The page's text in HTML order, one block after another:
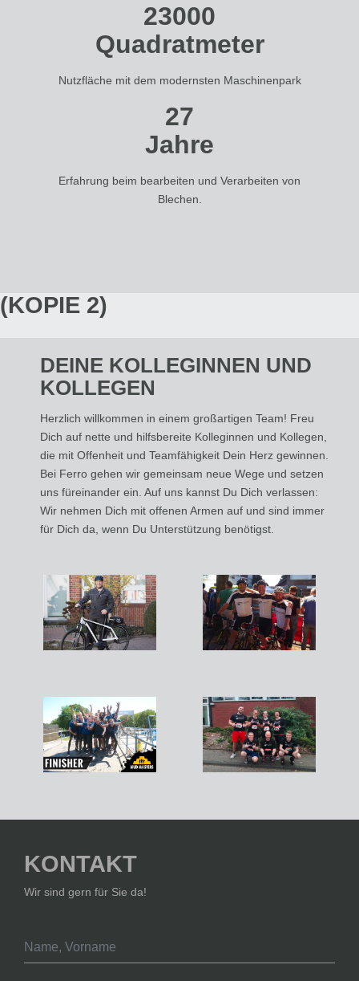
23000
Quadratmeter
Nutzfläche mit dem modernsten Maschinenpark
27
Jahre
Erfahrung beim bearbeiten und Verarbeiten von
Blechen.
(KOPIE 2)
DEINE KOLLEGINNEN UND
KOLLEGEN
Herzlich willkommen in einem großartigen Team! Freu
Dich auf nette und hilfsbereite Kolleginnen und Kollegen,
die mit Offenheit und Teamfähigkeit Dein Herz gewinnen.
Bei Ferro gehen wir gemeinsam neue Wege und setzen
uns füreinander ein. Auf uns kannst Du Dich verlassen:
Wir nehmen Dich mit offenen Armen auf und sind immer
für Dich da, wenn Du Unterstützung benötigst.
KONTAKT
Wir sind gern für Sie da!